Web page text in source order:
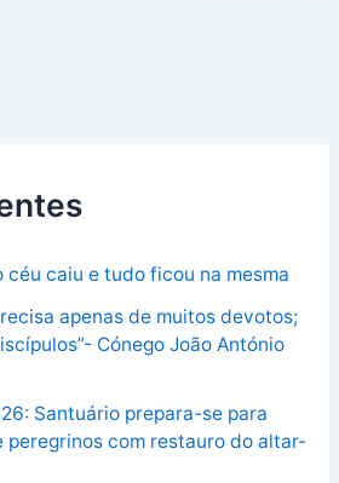
céu caiu e tudo ficou na mesma
apenas de muitos devotos;
Cónego João António
Santuário prepara-se para
peregrinos com restauro do altar-